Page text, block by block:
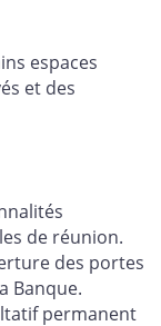
espaces
et des
de réunion.
des portes
Banque.
permanent